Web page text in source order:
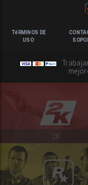
TéRMINOS DE
USO
2K